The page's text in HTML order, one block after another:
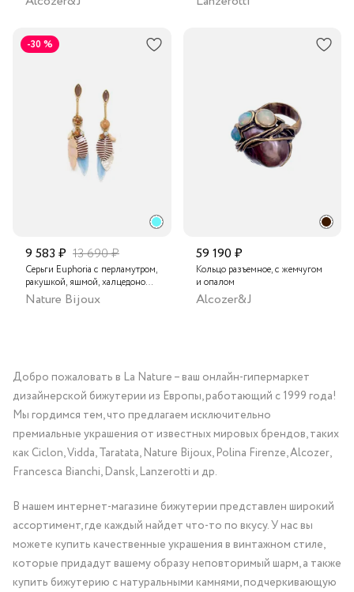
-30 %
9 583 ₽ 13 690 ₽
Серьги Euphoria с перламутром,
ракушкой, яшмой, халцедоном
и опалом
Nature Bijoux
59 190 ₽
Кольцо разъемное, с жемчугом
и опалом
Alcozer&J
Добро пожаловать в La Nature – ваш онлайн-гипермаркет
дизайнерской бижутерии из Европы, работающий с 1999 года!
Мы гордимся тем, что предлагаем исключительно
премиальные украшения от известных мировых брендов, таких
как Ciclon, Vidda, Taratata, Nature Bijoux, Polina Firenze, Alcozer,
Francesca Bianchi, Dansk, Lanzerotti и др.
В нашем интернет-магазине бижутерии представлен широкий
ассортимент, где каждый найдет что-то по вкусу. У нас вы
можете купить качественные украшения в винтажном стиле,
которые придадут вашему образу неповторимый шарм, а также
купить бижутерию с натуральными камнями, подчеркивающую